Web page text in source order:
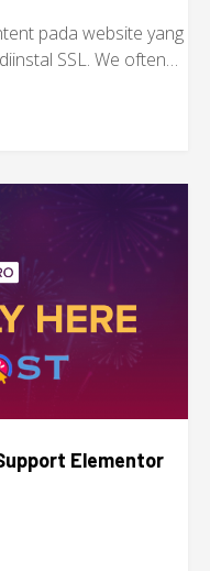
pada website yang
SSL. We often…
Elementor